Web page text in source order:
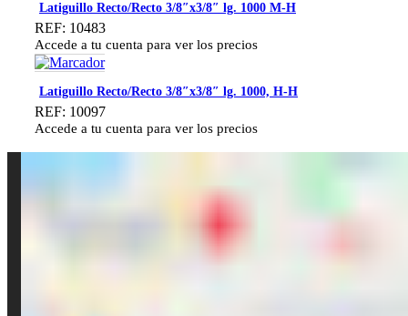
Latiguillo Recto/Recto 3/8″x3/8″ lg. 1000 M-H
REF: 10483
Accede a tu cuenta para ver los precios
Latiguillo Recto/Recto 3/8″x3/8″ lg. 1000, H-H
REF: 10097
Accede a tu cuenta para ver los precios